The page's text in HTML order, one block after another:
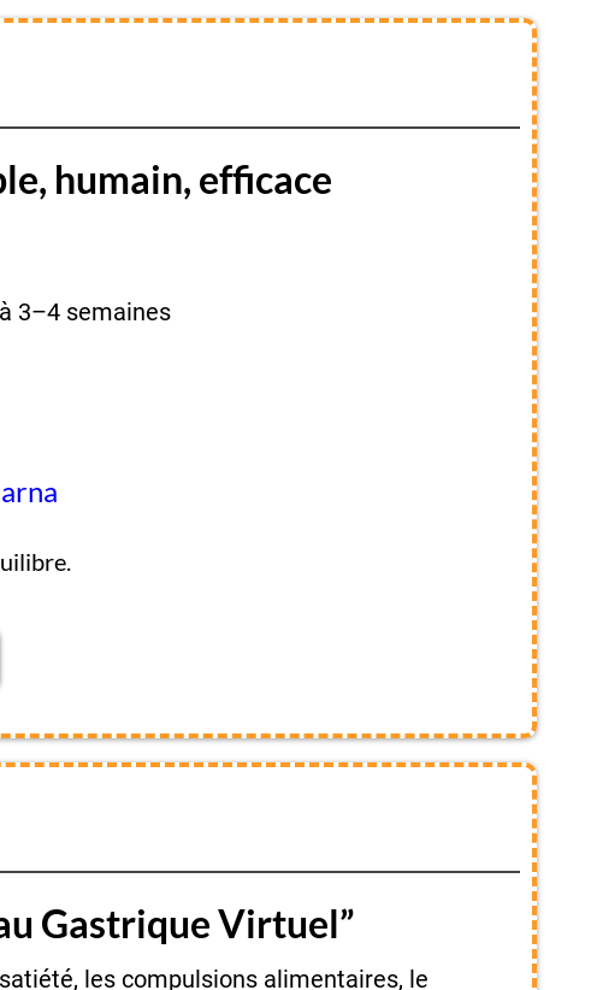
humain, efficace
3–4 semaines
Gastrique Virtuel”
les compulsions alimentaires, le